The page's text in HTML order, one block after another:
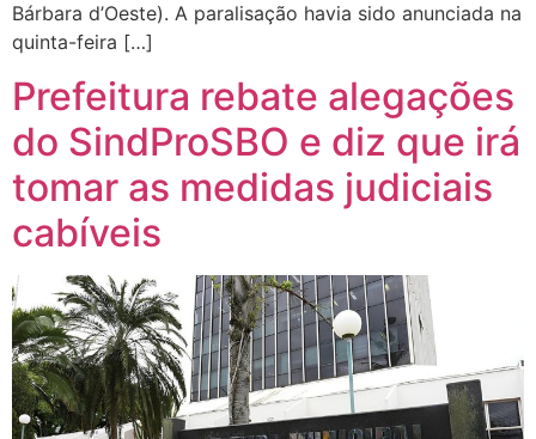
Bárbara d’Oeste). A paralisação havia sido anunciada na
quinta-feira […]
Prefeitura rebate alegações
do SindProSBO e diz que irá
tomar as medidas judiciais
cabíveis